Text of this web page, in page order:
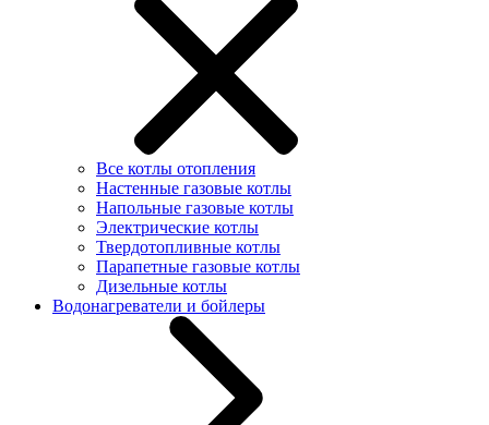
Все котлы отопления
Настенные газовые котлы
Напольные газовые котлы
Электрические котлы
Твердотопливные котлы
Парапетные газовые котлы
Дизельные котлы
Водонагреватели и бойлеры